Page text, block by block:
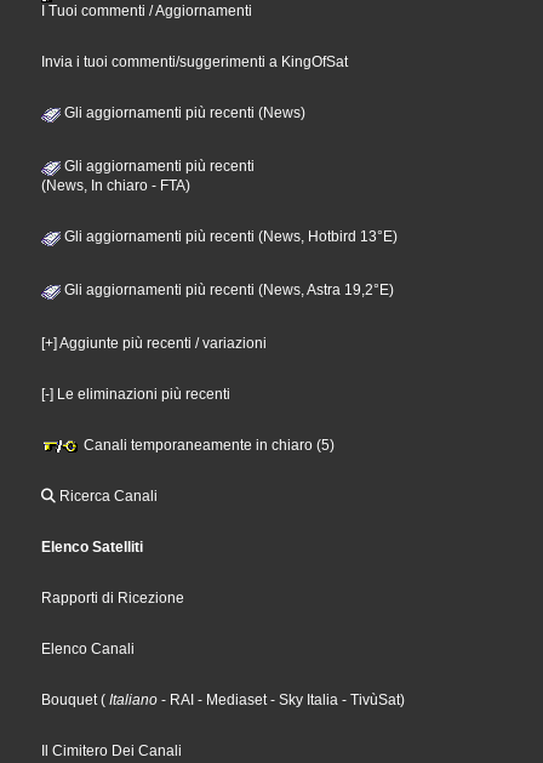
I Tuoi commenti / Aggiornamenti
Invia i tuoi commenti/suggerimenti a KingOfSat
Gli aggiornamenti più recenti (News)
Gli aggiornamenti più recenti
(News, In chiaro - FTA)
Gli aggiornamenti più recenti (News, Hotbird 13°E)
Gli aggiornamenti più recenti (News, Astra 19,2°E)
[+] Aggiunte più recenti / variazioni
[-] Le eliminazioni più recenti
Canali temporaneamente in chiaro (5)
Ricerca Canali
Elenco Satelliti
Rapporti di Ricezione
Elenco Canali
Bouquet ( Italiano - RAI - Mediaset - Sky Italia - TivùSat)
Il Cimitero Dei Canali